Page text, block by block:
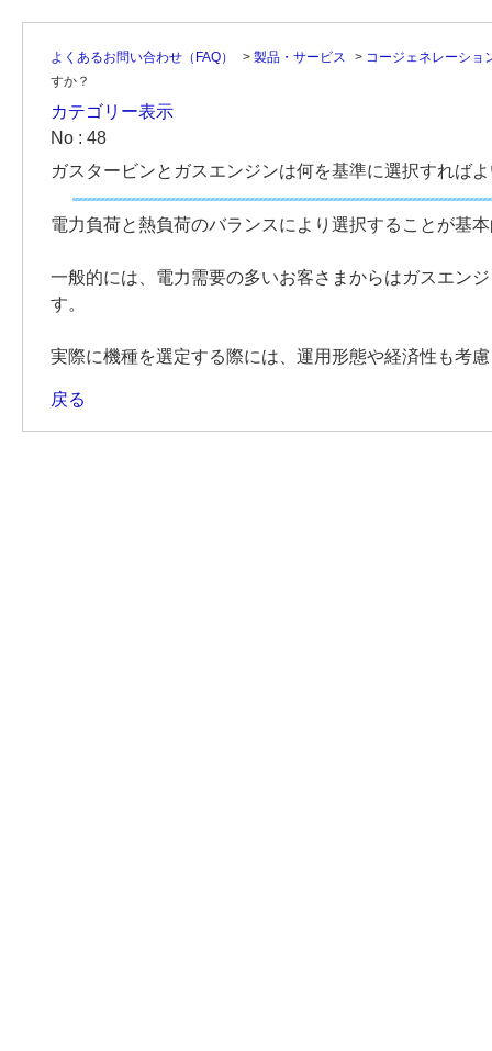
よくあるお問い合わせ（FAQ） > 製品・サービス > コージェネレーショ
すか？
カテゴリー表示
No : 48
ガスタービンとガスエンジンは何を基準に選択すれば
電力負荷と熱負荷のバランスにより選択することが基
一般的には、電力需要の多いお客さまからはガスエン
す。
実際に機種を選定する際には、運用形態や経済性も考
戻る